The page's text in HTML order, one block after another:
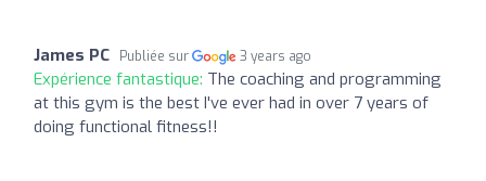
James PC Publiée sur 3 years ago
Expérience fantastique: The coaching and programming
at this gym is the best I've ever had in over 7 years of
doing functional fitness!!